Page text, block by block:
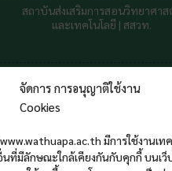
จัดการ การอนุญาติใช้งาน
Cookies
มีการใช้งานเท
นที่มีลักษณะใกล้เคียงกันกับคุกกี้ บนเว็
สถาบันส่งเสริมการสอนวิทยาศาส
และเทคโนโลยี | สสวท.
ตั้งแต่ สิงหาคม 2564